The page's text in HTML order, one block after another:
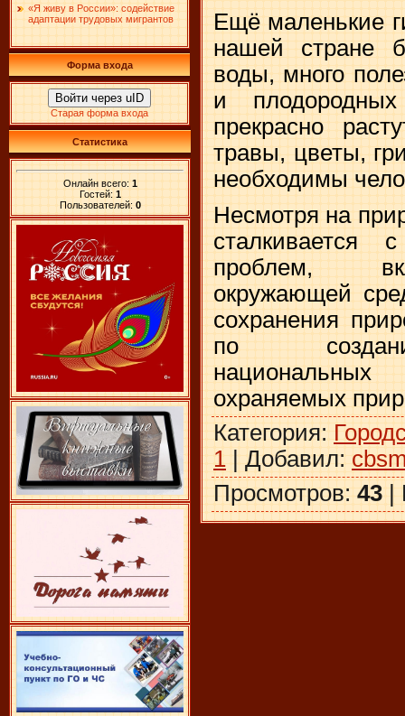
«Я живу в России»: содействие
адаптации трудовых мигрантов
Форма входа
Войти через uID
Старая форма входа
Статистика
Онлайн всего: 1
Гостей: 1
Пользователей: 0
Ещё маленькие
нашей стране
воды, много
и
прекрасно
травы, цветы,
необходимы
Несмотря на
сталкивается
проблем,
окружающей
сохранения
по
охраняемых
Категория:
1 | Добавил:
Просмотров: 43 |